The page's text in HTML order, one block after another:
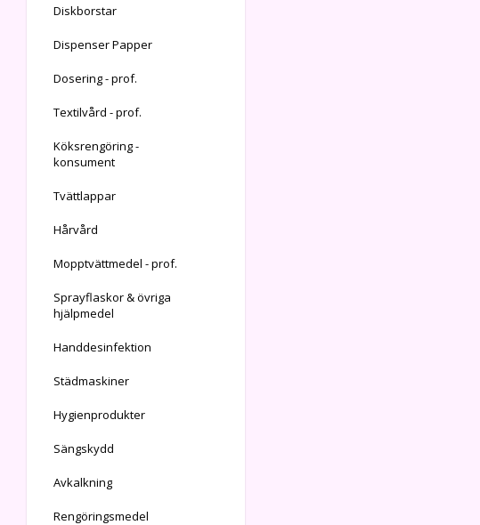
Diskborstar
Dispenser Papper
Dosering - prof.
Textilvård - prof.
Köksrengöring -
konsument
Tvättlappar
Hårvård
Mopptvättmedel - prof.
Sprayflaskor & övriga
hjälpmedel
Handdesinfektion
Städmaskiner
Hygienprodukter
Sängskydd
Avkalkning
Rengöringsmedel